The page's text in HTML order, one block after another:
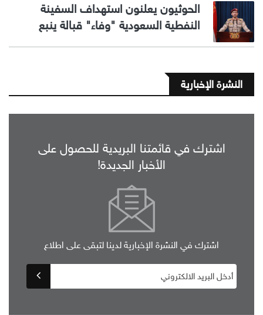
الحوثيون يعلنون استهداف السفينة
النفطية السعودية "وفاء" قبالة ينبع
النشرة الإخبارية
اشترك في قائمتنا البريدية للحصول على
الأخبار الجديدة!
اشترك في النشرة الإخبارية لدينا لتبقى على اطلاع